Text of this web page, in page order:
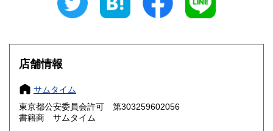
600円 三重県
大阪府
奈良県
鳥取県 600円 島根県
店舗情報
サムタイム
東京都公安委員会許可 第303259602056
書籍商 サムタイム